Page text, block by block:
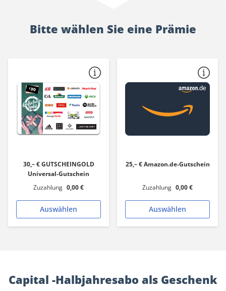
Bitte wählen Sie eine Prämie
30,– € GUTSCHEINGOLD
Universal-Gutschein
Zuzahlung 0,00 €
Auswählen
25,– € Amazon.de-Gutschein
Zuzahlung 0,00 €
Auswählen
Capital -Halbjahresabo als Geschenk